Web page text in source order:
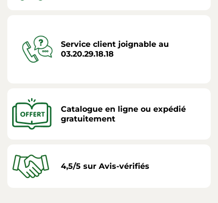
Service client joignable au
03.20.29.18.18
Catalogue en ligne ou expédié
gratuitement
4,5/5 sur Avis-vérifiés